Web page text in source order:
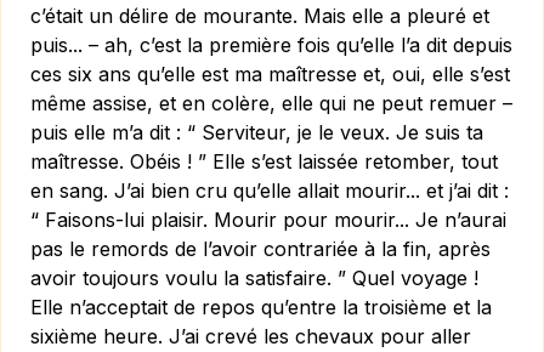
c’était un délire de mourante. Mais elle a pleuré et
puis... – ah, c’est la première fois qu’elle l’a dit depuis
ces six ans qu’elle est ma maîtresse et, oui, elle s’est
même assise, et en colère, elle qui ne peut remuer –
puis elle m’a dit : “ Serviteur, je le veux. Je suis ta
maîtresse. Obéis ! ” Elle s’est laissée retomber, tout
en sang. J’ai bien cru qu’elle allait mourir... et j’ai dit :
“ Faisons-lui plaisir. Mourir pour mourir... Je n’aurai
pas le remords de l’avoir contrariée à la fin, après
avoir toujours voulu la satisfaire. ” Quel voyage !
Elle n’acceptait de repos qu’entre la troisième et la
sixième heure. J’ai crevé les chevaux pour aller